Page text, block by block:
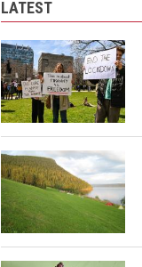
LATEST